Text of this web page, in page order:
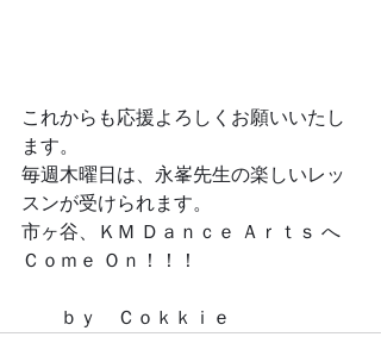
これからも応援よろしくお願いいたし
ます。
毎週木曜日は、永峯先生の楽しいレッ
スンが受けられます。
市ヶ谷、ＫＭ Ｄａｎｃｅ Ａｒｔｓ へ
Ｃｏｍｅ Ｏｎ！！！
ｂｙ　Ｃｏｋｋｉｅ